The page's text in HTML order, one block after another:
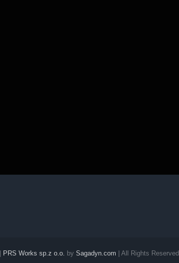
PRS Works sp.z o.o. by Sagadyn.com | All Rights Reserved